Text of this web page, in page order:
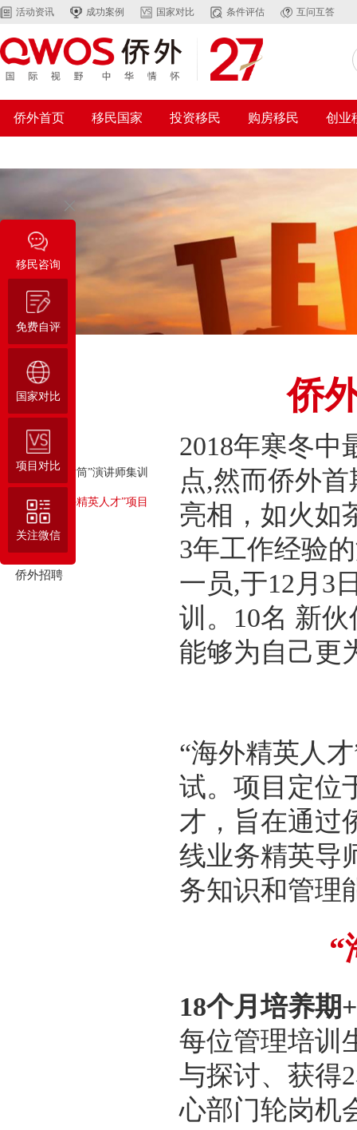
活动资讯 成功案例 国家对比 条件评估 互问互答
侨外首页 移民国家 投资移民 购房移民 创业
文化抢先看
侨外加油站
2019“侨话筒”演讲师集训
侨外“海外精英人才”项目
侨外正能量
侨外招聘
侨
2018年寒冬中
点,然而侨外
亮相，如火如
3年工作经验
一员,于12月3
训。10名 新
能够为自己更
“海外精英人
试。项目定位
才，旨在通过
线业务精英导
务知识和管理
“
18个月培养期
每位管理培训
与探讨、获得
心部门轮岗机
移民咨询
免费自评
国家对比
项目对比
关注微信